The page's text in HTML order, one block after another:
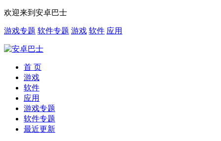
欢迎来到安卓巴士
游戏专题 软件专题 游戏 软件 应用
首 页
游戏
软件
应用
游戏专题
软件专题
最近更新